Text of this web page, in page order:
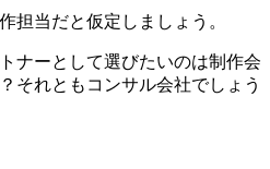
担当だと仮定しましょう。
ナーとして選びたいのは制作会
それともコンサル会社でしょう